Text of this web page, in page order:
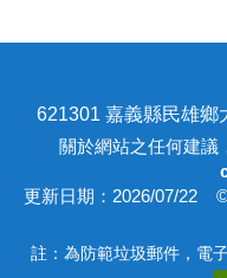
621301 嘉義縣民雄鄉
關於網站之任何建議
更新日期：2026/07/22
註：為防範垃圾郵件，電